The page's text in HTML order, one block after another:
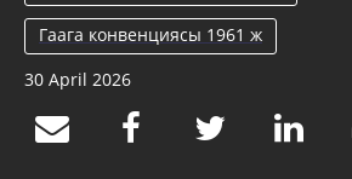
Гаага конвенциясы 1961 ж
30 April 2026